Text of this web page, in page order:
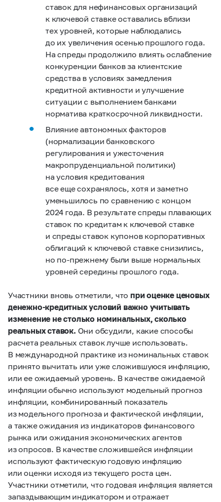
ставок для нефинансовых организаций
к ключевой ставке оставались вблизи
тех уровней, которые наблюдались
до их увеличения осенью прошлого года.
На спреды продолжило влиять ослабление
конкуренции банков за клиентские
средства в условиях замедления
кредитной активности и улучшение
ситуации с выполнением банками
норматива краткосрочной ликвидности.
Влияние автономных факторов
(нормализации банковского
регулирования и ужесточения
макропруденциальной политики)
на условия кредитования
все еще сохранялось, хотя и заметно
уменьшилось по сравнению с концом
2024 года. В результате спреды плавающих
ставок по кредитам к ключевой ставке
и спреды ставок купонов корпоративных
облигаций к ключевой ставке снизились,
но по‑прежнему были выше нормальных
уровней середины прошлого года.
Участники вновь отметили, что при оценке ценовых
денежно-кредитных условий важно учитывать
изменение не столько номинальных, сколько
реальных ставок. Они обсудили, какие способы
расчета реальных ставок лучше использовать.
В международной практике из номинальных ставок
принято вычитать или уже сложившуюся инфляцию,
или ее ожидаемый уровень. В качестве ожидаемой
инфляции обычно используют модельный прогноз
инфляции, комбинированный показатель
из модельного прогноза и фактической инфляции,
а также ожидания из индикаторов финансового
рынка или ожидания экономических агентов
из опросов. В качестве сложившейся инфляции
используют фактическую годовую инфляцию
или оценки исходя из текущего роста цен.
Участники отметили, что годовая инфляция является
запаздывающим индикатором и отражает